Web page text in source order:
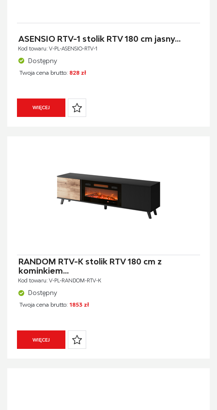
ASENSIO RTV-1 stolik RTV 180 cm jasny...
Kod towaru: V-PL-ASENSIO-RTV-1
Dostępny
Twoja cena brutto: 828 zł
WIĘCEJ
RANDOM RTV-K stolik RTV 180 cm z
kominkiem...
Kod towaru: V-PL-RANDOM-RTV-K
Dostępny
Twoja cena brutto: 1853 zł
WIĘCEJ